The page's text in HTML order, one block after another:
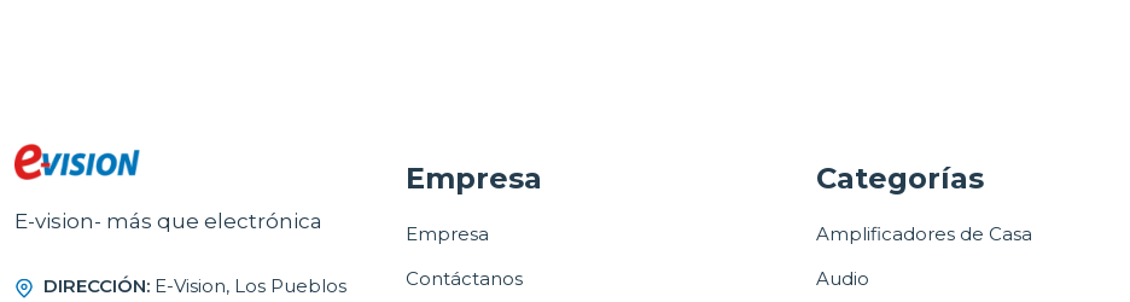
E-vision- más que electrónica
DIRECCIÓN: E-Vision, Los Pueblos
Empresa
Empresa
Contáctanos
Categorías
Amplificadores de Casa
Audio